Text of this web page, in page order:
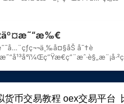
货币交易教程 oex交易平台